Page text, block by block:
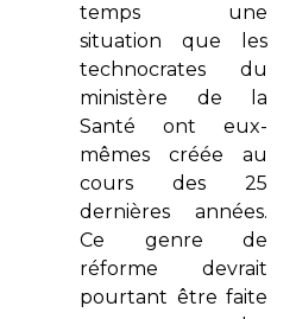
temps une
situation que les
technocrates du
ministère de la
Santé ont eux-
mêmes créée au
cours des 25
dernières années.
Ce genre de
réforme devrait
pourtant être faite